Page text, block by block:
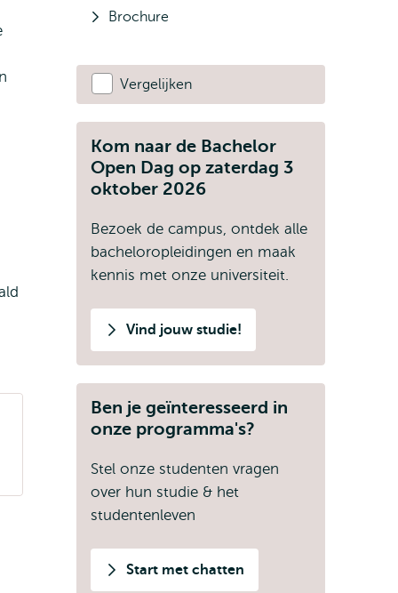
Brochure
Vergelijken
Kom naar de Bachelor
Open Dag op zaterdag 3
oktober 2026
Bezoek de campus, ontdek alle
bacheloropleidingen en maak
kennis met onze universiteit.
Vind jouw studie!
Ben je geïnteresseerd in
onze programma's?
Stel onze studenten vragen
over hun studie & het
studentenleven
Start met chatten